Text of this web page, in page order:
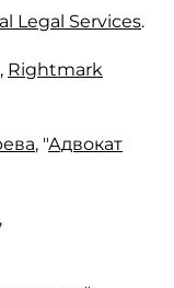
Legal Services.
, Rightmark
, "Адвокат
,